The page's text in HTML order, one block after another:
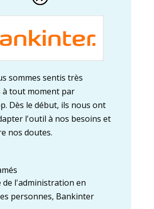
sommes sentis très
à tout moment par
Dès le début, ils nous ont
l'outil à nos besoins et
nos doutes.
de l'administration en
personnes, Bankinter